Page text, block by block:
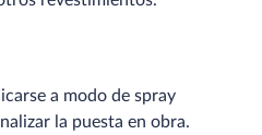
a modo de spray
la puesta en obra.